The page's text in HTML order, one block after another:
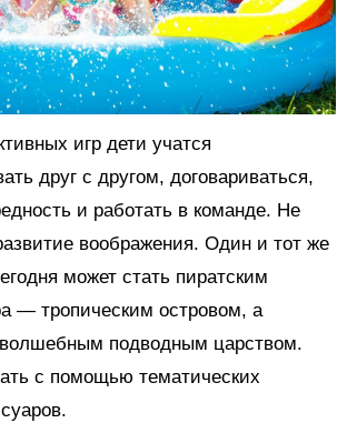
игр дети учатся
друг с другом, договариваться,
и работать в команде. Не
воображения. Один и тот же
может стать пиратским
— тропическим островом, а
подводным царством.
с помощью тематических